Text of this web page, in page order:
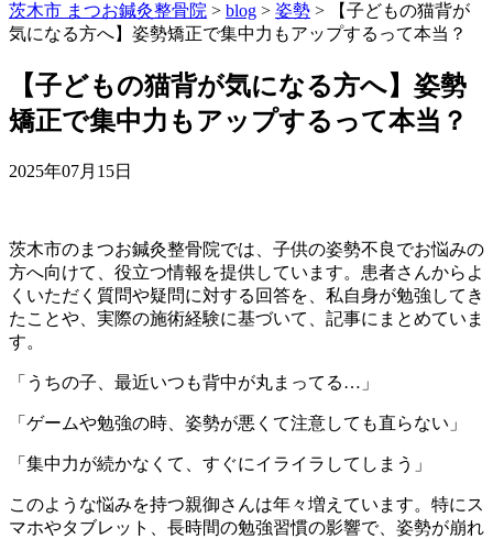
茨木市 まつお鍼灸整骨院 > blog > 姿勢 >
【子どもの猫背が
気になる方へ】姿勢矯正で集中力もアップするって本当？
【子どもの猫背が気になる方へ】姿勢
矯正で集中力もアップするって本当？
2025年07月15日
茨木市のまつお鍼灸整骨院では、子供の姿勢不良でお悩みの
方へ向けて、役立つ情報を提供しています。患者さんからよ
くいただく質問や疑問に対する回答を、私自身が勉強してき
たことや、実際の施術経験に基づいて、記事にまとめていま
す。
「うちの子、最近いつも背中が丸まってる…」
「ゲームや勉強の時、姿勢が悪くて注意しても直らない」
「集中力が続かなくて、すぐにイライラしてしまう」
このような悩みを持つ親御さんは年々増えています。特にス
マホやタブレット、長時間の勉強習慣の影響で、姿勢が崩れ